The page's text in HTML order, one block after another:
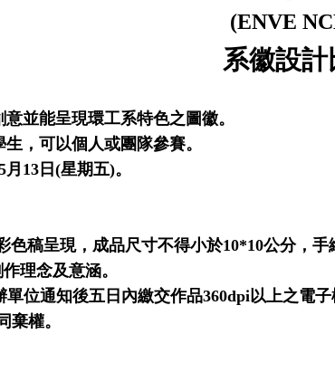
(ENVE
系徽設計
並能呈現環工系特色之圖徽。
生，可以個人或團 隊參賽。
月 13 日 (星期五)。
色稿呈現，成品尺寸不得小於10*10公分，手
理念及意涵。
單位通知後五日內繳交作品360dpi以上之電子
棄權。